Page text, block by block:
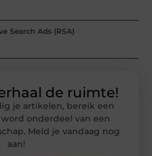
Search Ads (RSA)
de ruimte!
je artikelen, bereik een
onderdeel van een
Meld je vandaag nog
aan!